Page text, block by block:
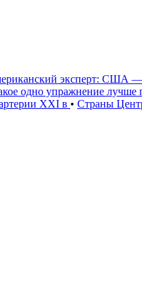
эксперт: США
одно упражнение лучше
XXI в • Страны